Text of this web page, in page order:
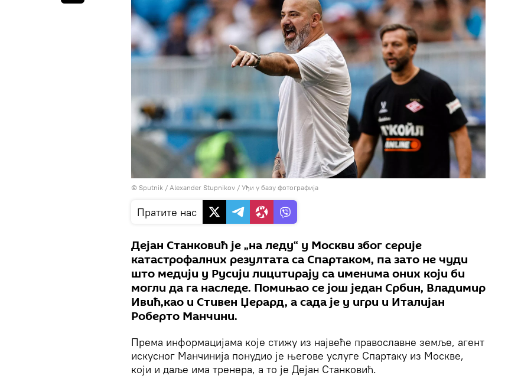
© Sputnik / Alexander Stupnikov / Уђи у базу фотографија
Пратите нас
Дејан Станковић је „на леду“ у Москви због серије
катастрофалних резултата са Спартаком, па зато не чуди
што медији у Русији лицитирају са именима оних који би
могли да га наследе. Помињао се још један Србин, Владимир
Ивић,као и Стивен Џерард, а сада је у игри и Италијан
Роберто Манчини.
Према информацијама које стижу из највеће православне земље, агент
искусног Манчинија понудио је његове услуге Спартаку из Москве,
који и даље има тренера, а то је Дејан Станковић.